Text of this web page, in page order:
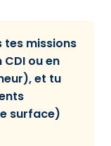
tes missions
ou en
et tu
surface)